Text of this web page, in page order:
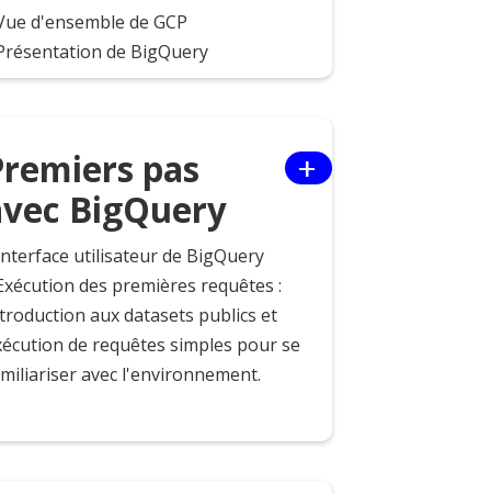
d'ensemble de GCP
de BigQuery
pas
BigQuery
+
utilisateur de BigQuery
des premières requêtes :
aux datasets publics et
de requêtes simples pour se
avec l'environnement.